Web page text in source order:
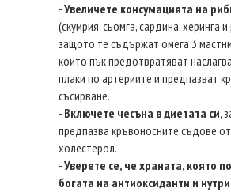
-Увеличете консумацията на
(скумрия, сьомга, сардина, херинга
защото те съдържат омега 3
които пък предотвратяват
плаки по артериите и предпазват
съсирване.
- Включете чесъна в диетата си,
предпазва кръвоносните съдове
холестерол.
-Уверете се, че храната, която
богата на антиоксиданти и